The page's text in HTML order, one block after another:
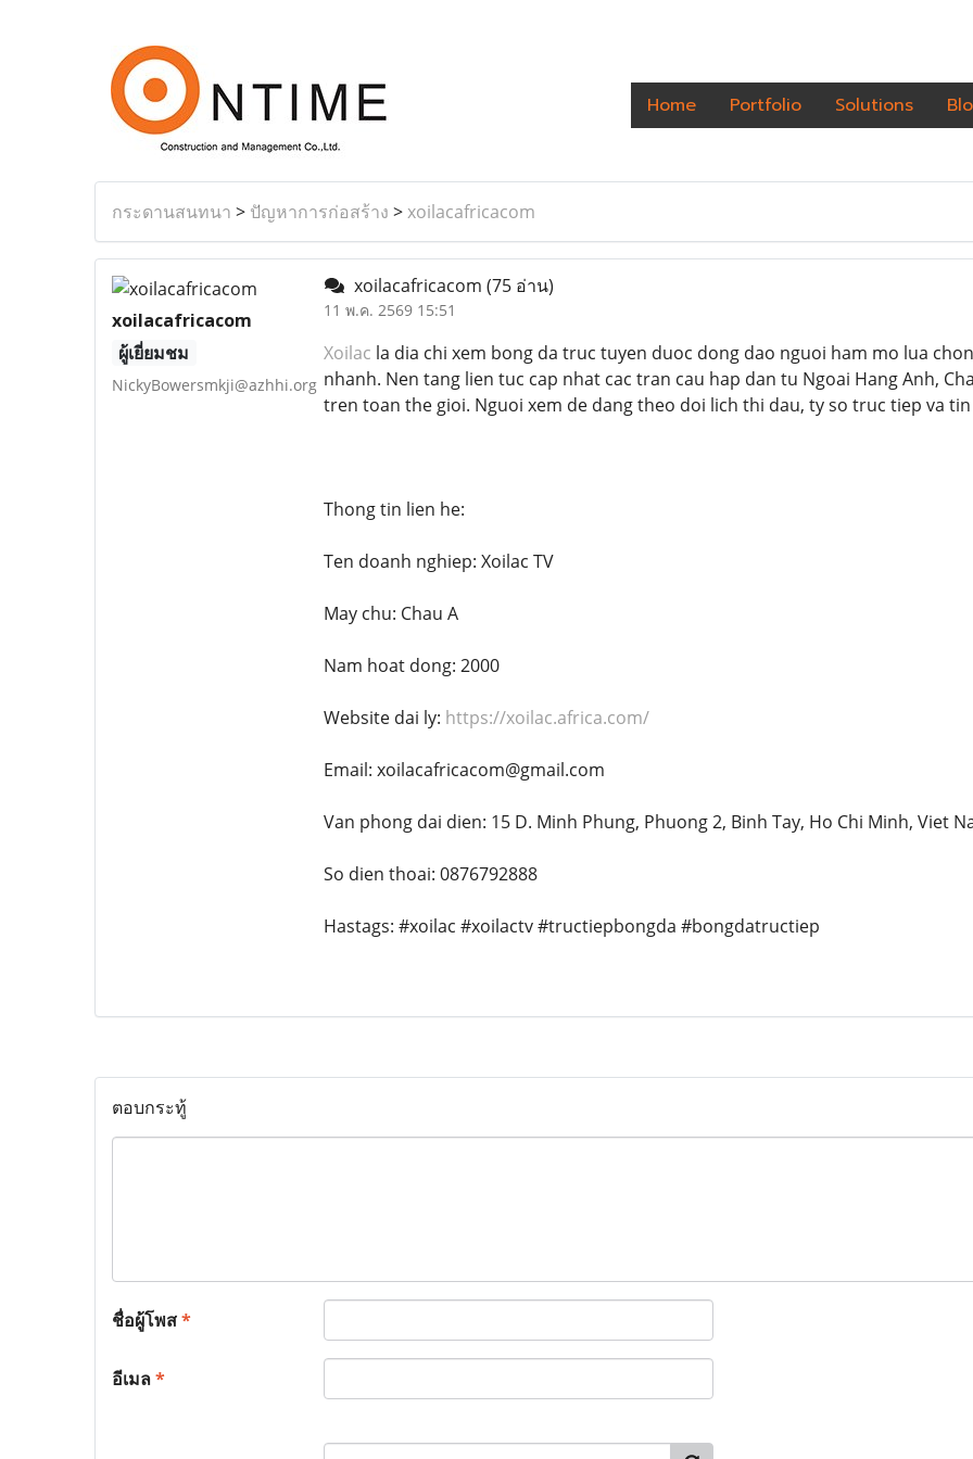
Home Portfolio Solutions
กระดานสนทนา > ปัญหาการก่อสร้าง >xoilacafricacom
xoilacafricacom
ผู้เยี่ยมชม
NickyBowersmkji@azhhi.org
xoilacafricacom (75 อ่าน)
11 พ.ค. 2569 15:51
Xoilac la dia chi xem bong da truc tuyen duoc dong dao nguoi ham mo lua
nhanh. Nen tang lien tuc cap nhat cac tran cau hap dan tu Ngoai Hang Anh,
tren toan the gioi. Nguoi xem de dang theo doi lich thi dau, ty so truc tiep va
Thong tin lien he:
Ten doanh nghiep: Xoilac TV
May chu: Chau A
Nam hoat dong: 2000
Website dai ly: https://xoilac.africa.com/
Email: xoilacafricacom@gmail.com
Van phong dai dien: 15 D. Minh Phung, Phuong 2, Binh Tay, Ho Chi Minh, Viet
So dien thoai: 0876792888
Hastags: #xoilac #xoilactv #tructiepbongda #bongdatructiep
ตอบกระทู้
ชื่อผู้โพส*
อีเมล*